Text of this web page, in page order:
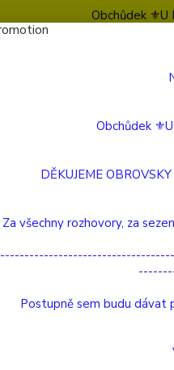
Obchůdek ⚜️U
Reico Krmivo pro
Obchůdek
DĚKUJEME
Za všechny rozhovory, za
Postupně sem budu dávat